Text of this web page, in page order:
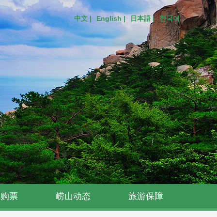
中文 | English | 日本語 | 한국어
票 崂山动态 旅游保障